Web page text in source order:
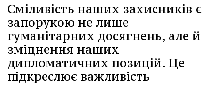
Сміливість наших захисників є
запорукою не лише
гуманітарних досягнень, але й
зміцнення наших
дипломатичних позицій. Це
підкреслює важливість